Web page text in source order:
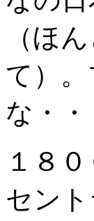
（ほ
て）
な・・
１８
セン